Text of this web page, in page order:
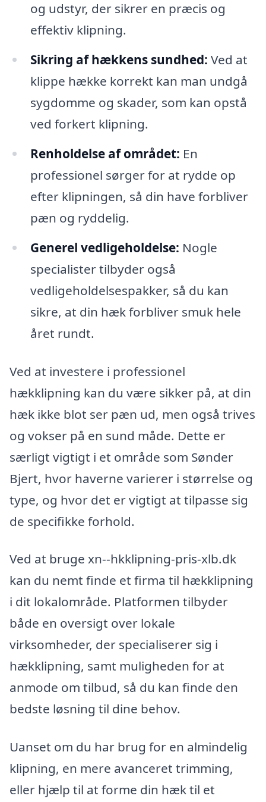
og udstyr, der sikrer en præcis og
effektiv klipning.
Sikring af hækkens sundhed: Ved at
klippe hække korrekt kan man undgå
sygdomme og skader, som kan opstå
ved forkert klipning.
Renholdelse af området: En
professionel sørger for at rydde op
efter klipningen, så din have forbliver
pæn og ryddelig.
Generel vedligeholdelse: Nogle
specialister tilbyder også
vedligeholdelsespakker, så du kan
sikre, at din hæk forbliver smuk hele
året rundt.
Ved at investere i professionel
hækklipning kan du være sikker på, at din
hæk ikke blot ser pæn ud, men også trives
og vokser på en sund måde. Dette er
særligt vigtigt i et område som Sønder
Bjert, hvor haverne varierer i størrelse og
type, og hvor det er vigtigt at tilpasse sig
de specifikke forhold.
Ved at bruge xn--hkklipning-pris-xlb.dk
kan du nemt finde et firma til hækklipning
i dit lokalområde. Platformen tilbyder
både en oversigt over lokale
virksomheder, der specialiserer sig i
hækklipning, samt muligheden for at
anmode om tilbud, så du kan finde den
bedste løsning til dine behov.
Uanset om du har brug for en almindelig
klipning, en mere avanceret trimming,
eller hjælp til at forme din hæk til et